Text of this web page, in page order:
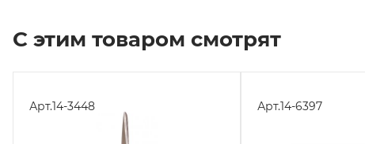
С этим товаром смотрят
Арт.14-3448 Арт.14-6397